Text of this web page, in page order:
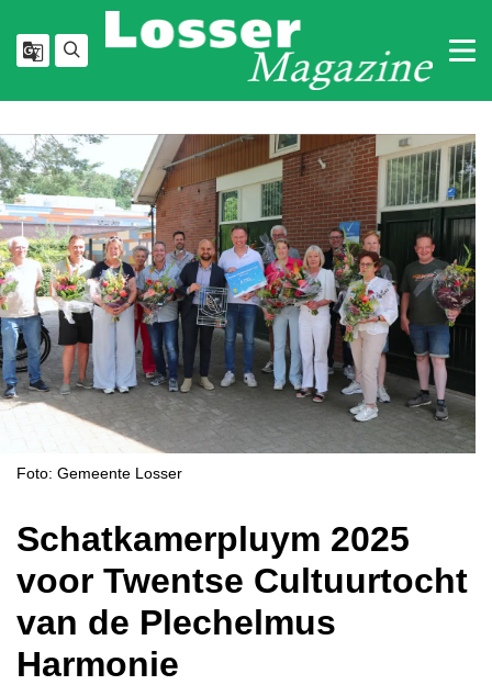
Foto: Gemeente Losser
Schatkamerpluym 2025
voor Twentse Cultuurtocht
van de Plechelmus
Harmonie